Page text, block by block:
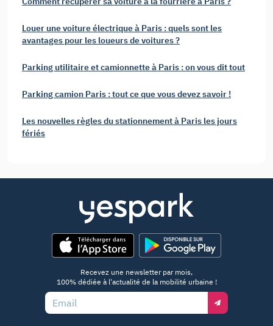
Louer une voiture électrique à Paris : quels sont les
avantages pour les loueurs de voitures ?
Parking utilitaire et camionnette à Paris : on vous dit tout
Parking camion Paris : tout ce que vous devez savoir !
Les nouvelles règles du stationnement à Paris les jours
fériés
Recevez une newsletter par mois,
100% dédiée à l'actualité de la mobilité urbaine !